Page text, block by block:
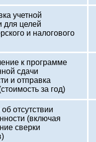
учетной
для целей
и налогового
к программе
сдачи
и отправка
за год)
отсутствии
(включая
сверки